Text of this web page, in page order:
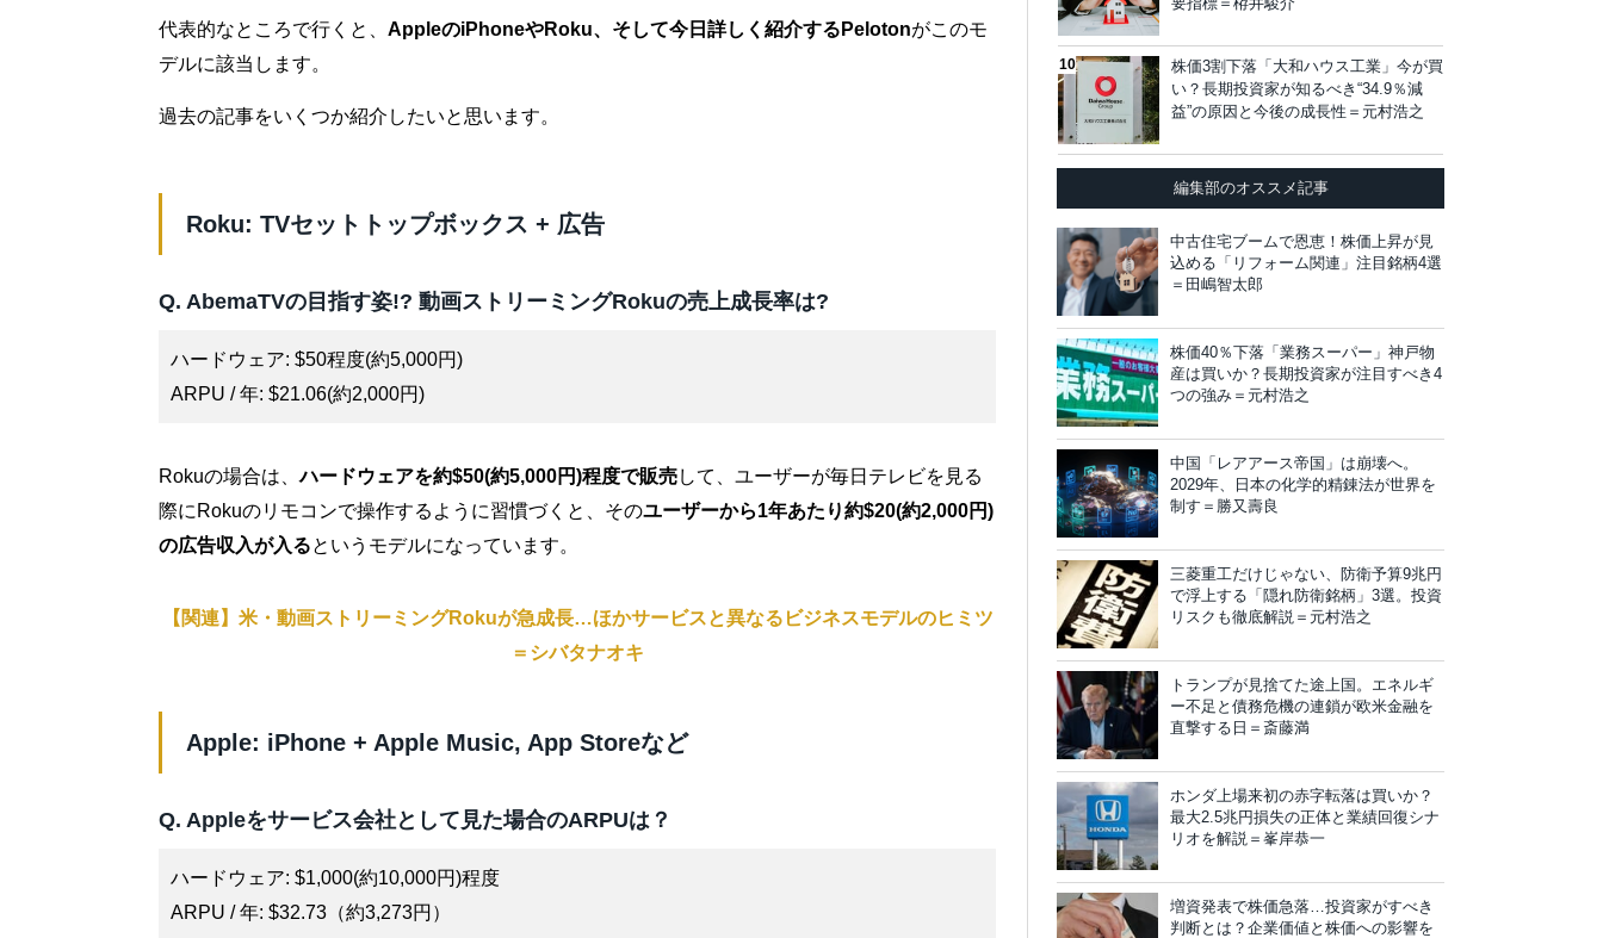
代表的なところで行くと、 AppleのiPhoneやRoku、そして今日詳しく紹介するPelotonがこのモ
デルに該当します。
過去の記事をいくつか紹介したいと思います。
Roku: TVセットトップボックス + 広告
Q. AbemaTVの目指す姿!? 動画ストリーミングRokuの売上成長率は?
ハードウェア: $50程度(約5,000円)
ARPU / 年: $21.06(約2,000円)
Rokuの場合は、ハードウェアを約$50(約5,000円)程度で販売して、ユーザーが毎日テレビを見る
際にRokuのリモコンで操作するように習慣づくと、そのユーザーから1年あたり約$20(約2,000円)
の広告収入が入るというモデルになっています。
【関連】米・動画ストリーミングRokuが急成長…ほかサービスと異なるビジネスモデルのヒミツ
＝シバタナオキ
Apple: iPhone + Apple Music, App Storeなど
Q. Appleをサービス会社として見た場合のARPUは？
ハードウェア: $1,000(約10,000円)程度
ARPU / 年: $32.73（約3,273円）
株価3割下落「大和ハウス工業」今が買
い？長期投資家が知るべき“34.9％減
益”の原因と今後の成長性＝元村浩之
編集部のオススメ記事
中古住宅ブームで恩恵！株価上昇が見
込める「リフォーム関連」注目銘柄4選
＝田嶋智太郎
株価40％下落「業務スーパー」神戸物
産は買いか？長期投資家が注目すべき4
つの強み＝元村浩之
中国「レアアース帝国」は崩壊へ。
2029年、日本の化学的精錬法が世界を
制す＝勝又壽良
三菱重工だけじゃない、防衛予算9兆円
で浮上する「隠れ防衛銘柄」3選。投資
リスクも徹底解説＝元村浩之
トランプが見捨てた途上国。エネルギ
ー不足と債務危機の連鎖が欧米金融を
直撃する日＝斎藤満
ホンダ上場来初の赤字転落は買いか？
最大2.5兆円損失の正体と業績回復シナ
リオを解説＝峯岸恭一
増資発表で株価急落…投資家がすべき
判断とは？企業価値と株価への影響を